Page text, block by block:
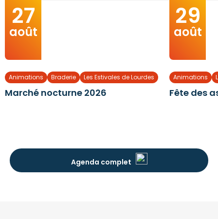
27
août
Animations Braderie Les Estivales de Lourdes
Marché nocturne 2026
29
août
Animations
Fête des
Agenda complet